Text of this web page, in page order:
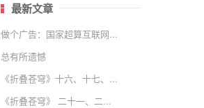
最新文章
做个广告：国家超算互联网...
总有所遗憾
《折叠苍穹》十六、十七、...
《折叠苍穹》 二十一、二...